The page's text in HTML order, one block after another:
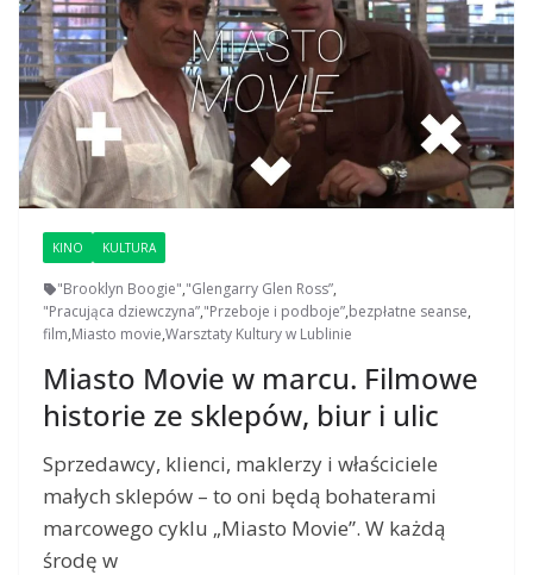
KINO KULTURA
"Brooklyn Boogie","Glengarry Glen Ross”,
"Pracująca dziewczyna”,"Przeboje i podboje”,bezpłatne seanse,
film,Miasto movie,Warsztaty Kultury w Lublinie
Miasto Movie w marcu. Filmowe
historie ze sklepów, biur i ulic
Sprzedawcy, klienci, maklerzy i właściciele
małych sklepów – to oni będą bohaterami
marcowego cyklu „Miasto Movie”. W każdą
środę w